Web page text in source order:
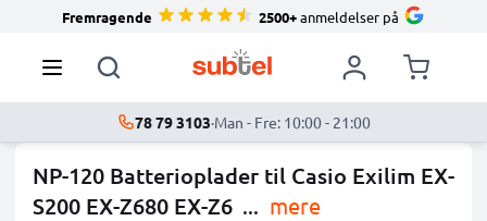
Fremragende 2500+anmeldelser på
78 79 3103·Man - Fre: 10:00 - 21:00
NP-120 Batterioplader til Casio Exilim EX-
S200 EX-Z680 EX-Z6 ... mere